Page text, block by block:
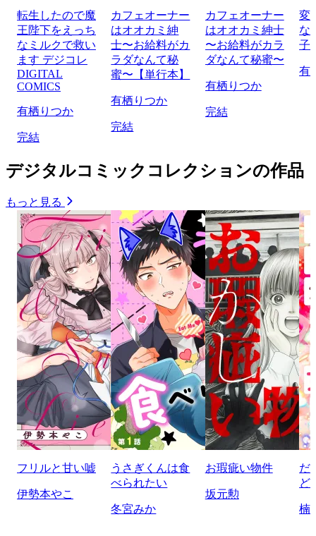
転生したので魔
王陛下をえっち
なミルクで救い
ます デジコレ
DIGITAL
COMICS
有栖りつか
完結
カフェオーナー
はオオカミ紳
士〜お給料がカ
ラダなんて秘
蜜〜【単行本】
有栖りつか
完結
カフェオーナー
はオオカミ紳士
〜お給料がカラ
ダなんて秘蜜〜
有栖りつか
完結
変
な
子
有
デジタルコミックコレクションの作品
もっと見る
フリルと甘い嘘
伊勢本やこ
うさぎくんは食
べられたい
冬宮みか
お瑕疵い物件
坂元勲
だ
ど
楠